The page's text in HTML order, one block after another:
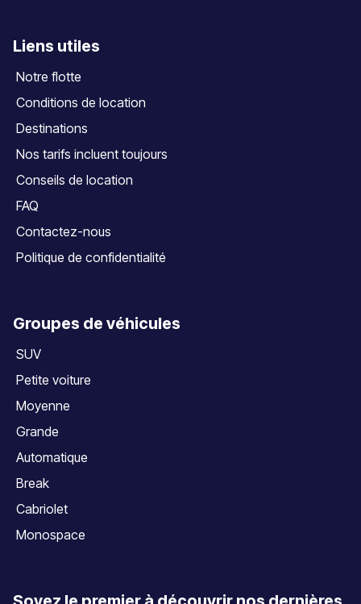
Liens utiles
Notre flotte
Conditions de location
Destinations
Nos tarifs incluent toujours
Conseils de location
FAQ
Contactez-nous
Politique de confidentialité
Groupes de véhicules
SUV
Petite voiture
Moyenne
Grande
Automatique
Break
Cabriolet
Monospace